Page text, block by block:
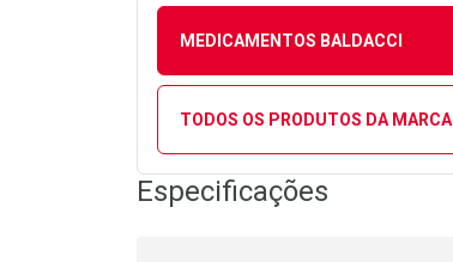
MEDICAMENTOS BALDACCI
TODOS OS PRODUTOS DA MARCA
Especificações